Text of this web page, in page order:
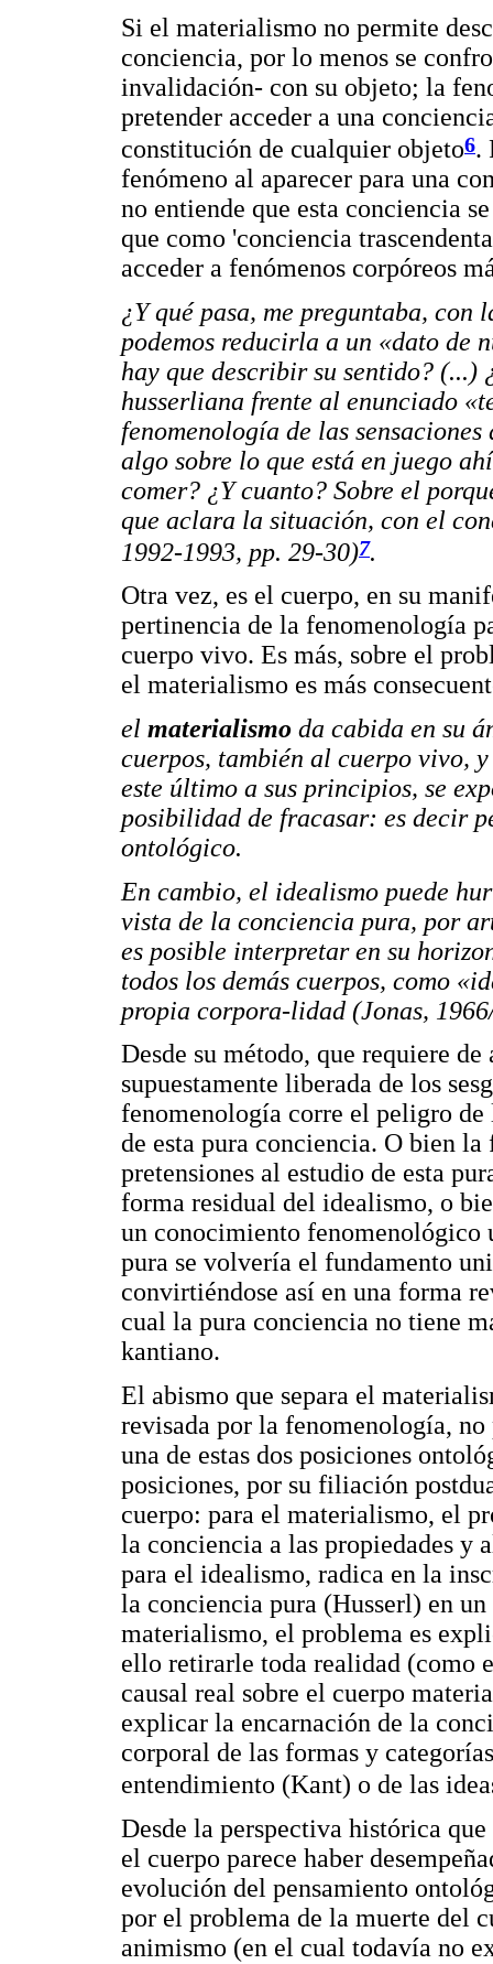
Si el materialismo no permite
conciencia, por lo menos se
invalidación- con su objeto; la
pretender acceder a una
constitución de cualquier objeto6.
fenómeno al aparecer para una
no entiende que esta conciencia
que como 'conciencia
acceder a fenómenos corpóreos
¿Y qué pasa, me preguntaba, con
podemos reducirla a un «dato de
hay que describir su sentido?
husserliana frente al enunciado
fenomenología de las
algo sobre lo que está en juego
comer? ¿Y cuanto? Sobre el
que aclara la situación, con el
1992-1993, pp. 29-30)7.
Otra vez, es el cuerpo, en su
pertinencia de la fenomenología
cuerpo vivo. Es más, sobre el
el materialismo es más
el materialismo da cabida en su
cuerpos, también al cuerpo vivo,
este último a sus principios, se
posibilidad de fracasar: es decir
ontológico.
En cambio, el idealismo puede
vista de la conciencia pura, por
es posible interpretar en su
todos los demás cuerpos, como
propia corpora-lidad (Jonas,
Desde su método, que requiere
supuestamente liberada de los
fenomenología corre el peligro
de esta pura conciencia. O bien
pretensiones al estudio de esta
forma residual del idealismo, o
un conocimiento fenomenológico
pura se volvería el fundamento
convirtiéndose así en una forma
cual la pura conciencia no tiene
kantiano.
El abismo que separa el
revisada por la fenomenología,
una de estas dos posiciones
posiciones, por su filiación
cuerpo: para el materialismo, el
la conciencia a las propiedades
para el idealismo, radica en la
la conciencia pura (Husserl) en
materialismo, el problema es
ello retirarle toda realidad (como
causal real sobre el cuerpo
explicar la encarnación de la
corporal de las formas y
entendimiento (Kant) o de las
Desde la perspectiva histórica
el cuerpo parece haber
evolución del pensamiento
por el problema de la muerte del
animismo (en el cual todavía no